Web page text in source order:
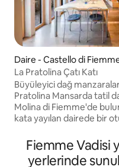
Daire - Castello di
La Pratolina Çatı Katı
Büyüleyici dağ
Pratolina Mansarda tatil
Molina di Fiemme'de
kata yayılan dairede bir
mutfak, 4 yatak odası ve
bulunmaktadır ve 6
konaklama sağlar. Ek
Fiemme Vadisi
yerlerinde